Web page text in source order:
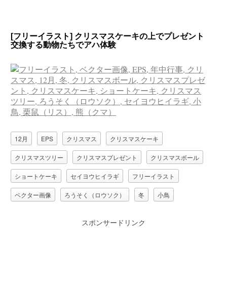
[フリーイラスト] クリスマスケーキの上でプレゼント
交換する動物たちでアハ体験
12月 EPS クリスマス クリスマスケーキ
クリスマスツリー クリスマスプレゼント クリスマスボール
ショートケーキ セイヨウヒイラギ フリーイラスト
ベクター画像 ろうそく（ロウソク） 冬 小鳥
スポンサードリンク